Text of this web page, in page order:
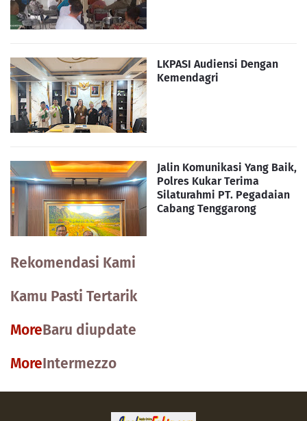
LKPASI Audiensi Dengan
Kemendagri
Jalin Komunikasi Yang Baik,
Polres Kukar Terima
Silaturahmi PT. Pegadaian
Cabang Tenggarong
Rekomendasi Kami
Kamu Pasti Tertarik
MoreBaru diupdate
MoreIntermezzo